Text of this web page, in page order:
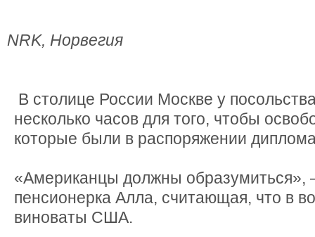
NRK, Норвегия
В столице России Москве у
несколько часов для того, чтобы
которые были в распоряжении
«Американцы должны образумиться»,
пенсионерка Алла, считающая, что в
виноваты США.